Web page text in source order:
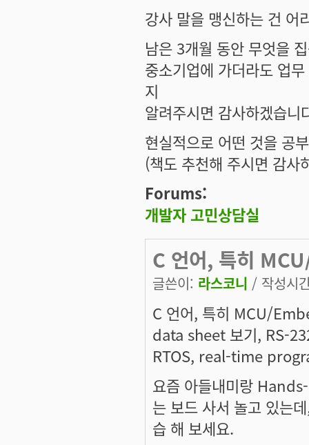
강사 말을 맹신하는 건 어
남은 3개월 동안 무엇을
중소기업에 가더라도 업
지
알려주시면 감사하겠습니
현실적으로 어떤 것을 공
(책도 추천해 주시면 감사
Forums:
개발자 고민상담실
C 언어, 특히
글쓴이: 라스코니 / 작성시
C 언어, 특히 MCU/
data sheet 보기, RS-
RTOS, real-time
요즘 아들내미랑
는 보드 사서 놀고 있는
습 해 보세요.